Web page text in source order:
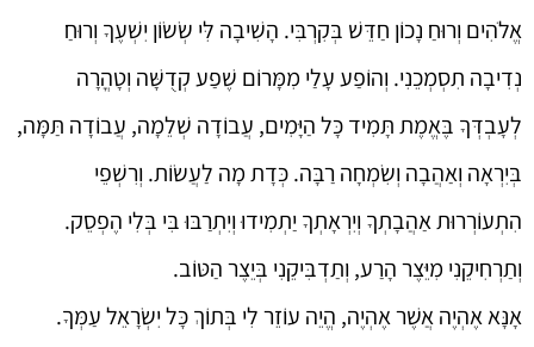
אֱלֹהִים וְרוּחַ נָכוֹן חַדֵּשׁ בְּקִרְבִּי. הָשִׁיבָה לִּי שְׂשׂוֹן יִשְׁעֶךָ וְרוּחַ
נְדִיבָה תִסְמְכֵנִי. וְהוֹפַע עָלַי מִמָּרוֹם שֶׁפַע קְדֻשָּׁה וְטָהֳרָה
לְעָבְדְּךָ בֶּאֱמֶת תָּמִיד כָּל הַיָּמִים, עֲבוֹדָה שְׁלֵמָה, עֲבוֹדָה תַּמָּה,
בְּיִרְאָה וְאַהֲבָה וְשִׂמְחָה רַבָּה. כְּדָת מָה לַעֲשׂוֹת. וְרִשְׁפֵי
הִתְעוֹרְרוּת אַהֲבָתְךָ וְיִרְאָתְךָ יַתְמִידוּ וְיִתְרַבּוּ בִּי בְּלִי הֶפְסֵק.
וְתַרְחִיקֵנִי מִיֵּצֶר הָרַע, וְתַדְבִּיקֵנִי בְּיֵצֶר הַטּוֹב.
אָנָּא אֶהְיֶה אֲשֶׁר אֶהְיֶה, הֱיֵה עוֹזֵר לִי בְּתוֹךְ כָּל יִשְׂרָאֵל עַמְּךָ.